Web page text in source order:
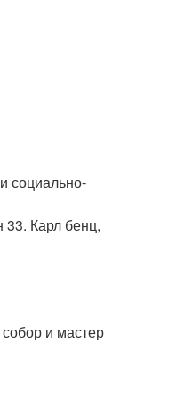
социально-
Карл бенц,
и мастер